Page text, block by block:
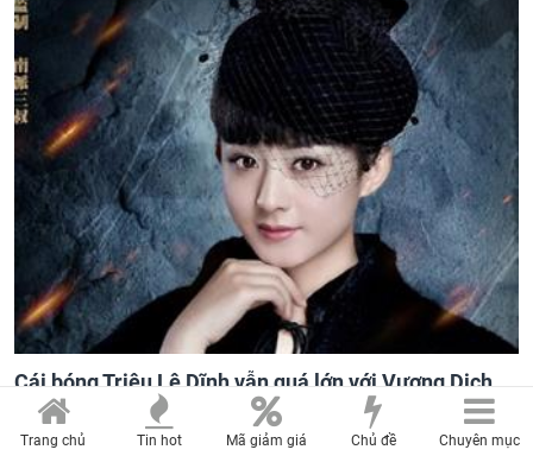
Cái bóng Triệu Lệ Dĩnh vẫn quá lớn với Vương Dịch
Đình trong 'Cửu Môn'
Trang chủ Tin hot Mã giảm giá Chủ đề Chuyên mục